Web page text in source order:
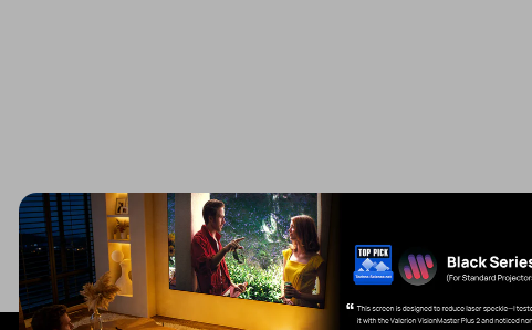
Learn More